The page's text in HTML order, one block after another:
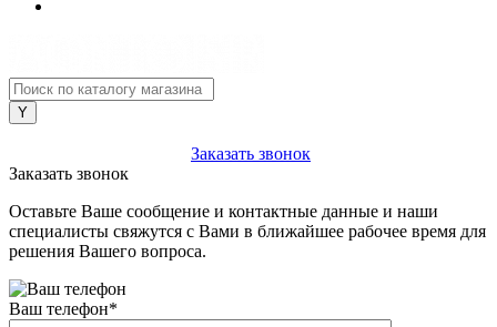
Заказать звонок
Заказать звонок
Оставьте Ваше сообщение и контактные данные и наши
специалисты свяжутся с Вами в ближайшее рабочее время для
решения Вашего вопроса.
Ваш телефон*